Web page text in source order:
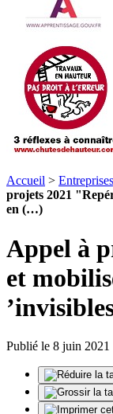
Accueil >
projets 2021
en (…)
Appel à
et
Publié le 8 juin 2021